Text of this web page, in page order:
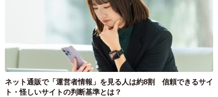
ネット通販で「運営者情報」を見る人は約8割 信頼できるサイ
ト・怪しいサイトの判断基準とは？